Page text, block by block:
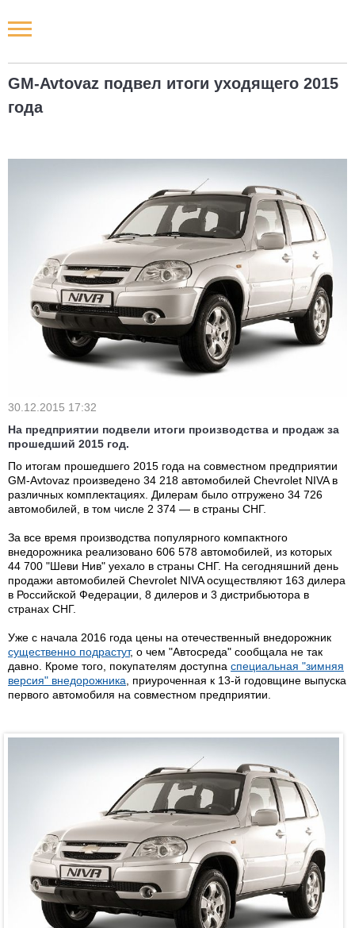
GM-Avtovaz подвел итоги уходящего 2015
года
30.12.2015 17:32
На предприятии подвели итоги производства и продаж за
прошедший 2015 год.
По итогам прошедшего 2015 года на совместном предприятии
GM-Avtovaz произведено 34 218 автомобилей Chevrolet NIVA в
различных комплектациях. Дилерам было отгружено 34 726
автомобилей, в том числе 2 374 — в страны СНГ.
За все время производства популярного компактного
внедорожника реализовано 606 578 автомобилей, из которых
44 700 "Шеви Нив" уехало в страны СНГ. На сегодняшний день
продажи автомобилей Chevrolet NIVA осуществляют 163 дилера
в Российской Федерации, 8 дилеров и 3 дистрибьютора в
странах СНГ.
Уже с начала 2016 года цены на отечественный внедорожник
существенно подрастут, о чем "Автосреда" сообщала не так
давно. Кроме того, покупателям доступна специальная "зимняя
версия" внедорожника , приуроченная к 13-й годовщине выпуска
первого автомобиля на совместном предприятии.
Новости РФ